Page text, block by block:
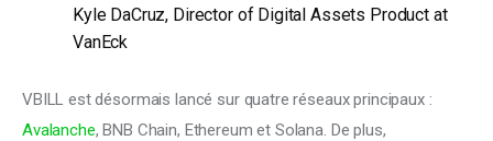
Kyle DaCruz, Director of Digital Assets Product at
VanEck
VBILL est désormais lancé sur quatre réseaux principaux :
Avalanche, BNB Chain, Ethereum et Solana. De plus,